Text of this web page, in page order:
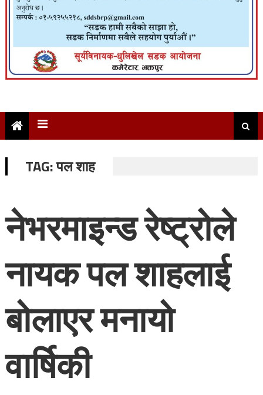
TAG:पल शाह
नेभरमाइन्ड रेष्ट्रोले
नायक पल शाहलाई
बोलाएर मनायो
वार्षिकी